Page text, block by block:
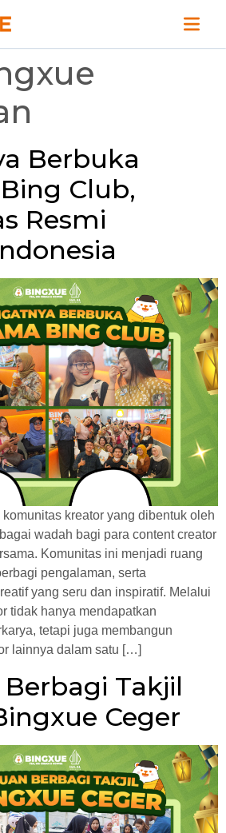
Berbuka
Club,
Resmi
kreator yang dibentuk oleh
wadah bagi para content creator
Komunitas ini menjadi ruang
pengalaman, serta
yang seru dan inspiratif. Melalui
tidak hanya mendapatkan
tetapi juga membangun
lainnya dalam satu […]
Takjil
Ceger